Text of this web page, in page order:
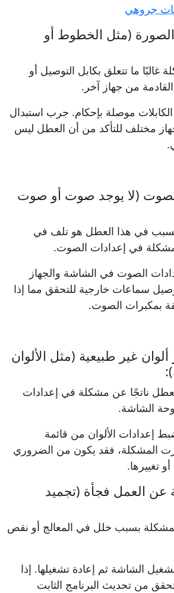
جروهي
(مثل الخطوط أو
غالبًا ما تتعلق بكابل التوصيل أو
من جهاز آخر.
موصلة بإحكام. جرب استبدال
مختلف للتأكد من أن العطل ليس
(لا يوجد صوت أو صوت
في هذا العطل هو تلف في
في إعدادات الصوت.
الصوت في الشاشة والجهاز
سماعات خارجية للتحقق مما إذا
بمكبرات الصوت.
غير طبيعية (مثل الألوان
ناتجًا عن مشكلة في إعدادات
الشاشة.
إعدادات الألوان من قائمة
المشكلة، فقد يكون من الضروري
تغييرها.
عن العمل فجأة (تجميد
بسبب خلل في المعالج أو نقص
الشاشة ثم إعادة تشغيلها. إذا
من تحديث البرنامج الثابت